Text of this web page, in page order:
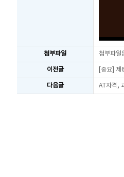
첨부파일 첨부파일
이전글 [중요]
다음글 AT자격,